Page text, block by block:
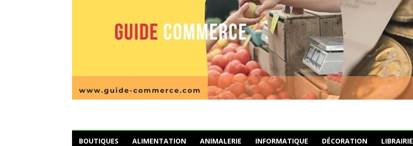
BOUTIQUES ALIMENTATION ANIMALERIE INFORMATIQUE DÉCORATION LIBRAIRIE